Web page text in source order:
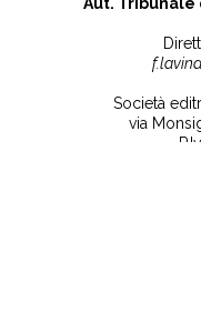
Aut. Tribunale
Società
via